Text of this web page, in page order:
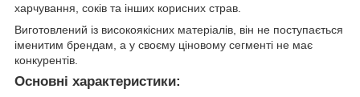
харчування, соків та інших корисних страв.
Виготовлений із високоякісних матеріалів, він не поступається
іменитим брендам, а у своєму ціновому сегменті не має
конкурентів.
Основні характеристики: